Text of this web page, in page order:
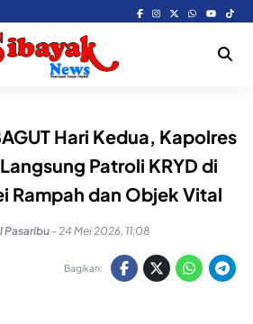
Hari Kedua, Kapolres
Patroli KRYD di
Rampah dan Objek Vital
Pasaribu - 24 Mei 2026, 11:08
Bagikan: